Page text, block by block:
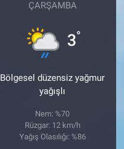
ÇARŞAMBA
3°
Bölgesel düzensiz yağmur
yağışlı
Nem: %70
Rüzgar: 12 km/h
Yağış Olasılığı: %86